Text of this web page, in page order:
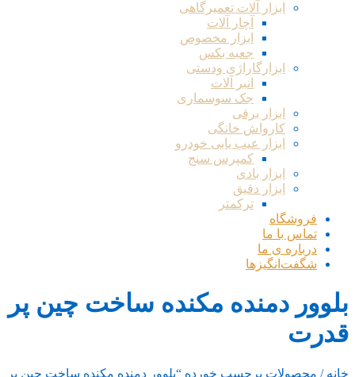
ابزار آلات تعمیرگاهی
آچار آلات
ابزار مخصوص
جعبه بکس
ابزارگاراژی ودستی
انبر آلات
جک سوسماری
ابزار برقی
کارواش خانگی
ابزار عیب یابی خودرو
کمپرس سنج
ابزار بادی
ابزار دقیق
ترکمتر
فروشگاه
تماس با ما
درباره ی ما
شگفت‌انگیزها
بلوور دمنده مکنده ساخت چین پر
قدرت
خانه / محصولات برچسب خورده “بلوور دمنده مکنده ساخت چین پر